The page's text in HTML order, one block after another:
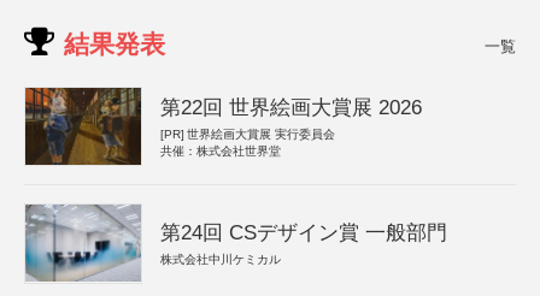
結果発表 一覧
第22回 世界絵画大賞展 2026
[PR] 世界絵画大賞展 実行委員会
共催：株式会社世界堂
第24回 CSデザイン賞 一般部門
株式会社中川ケミカル